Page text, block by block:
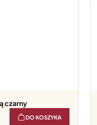
czarny
DO KOSZYKA